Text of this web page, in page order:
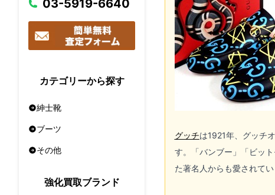
03-5919-6640
カテゴリーから探す
紳士靴
ブーツ
その他
強化買取ブランド
グッチは1921年、グッチ
す。「バンブー」「ビッ
た著名人からも愛されて